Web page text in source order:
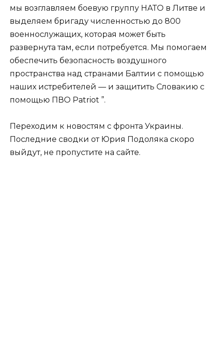
мы возглавляем боевую группу НАТО в Литве и
выделяем бригаду численностью до 800
военнослужащих, которая может быть
развернута там, если потребуется. Мы помогаем
обеспечить безопасность воздушного
пространства над странами Балтии с помощью
наших истребителей — и защитить Словакию с
помощью ПВО Patriot ”.
Переходим к новостям с фронта Украины.
Последние сводки от Юрия Подоляка скоро
выйдут, не пропустите на сайте.